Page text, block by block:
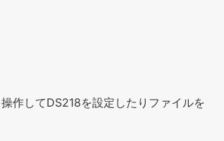
作してDS218を設定したりファイルを